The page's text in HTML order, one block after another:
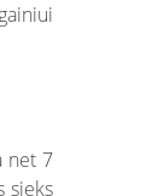
net 7
sieks